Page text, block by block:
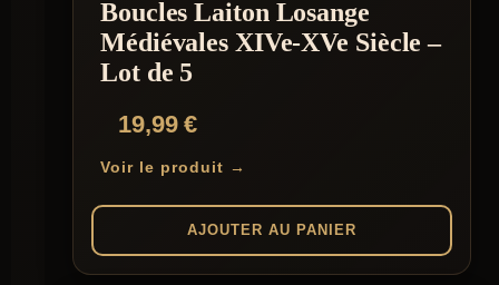
Boucles Laiton Losange
Médiévales XIVe-XVe Siècle –
Lot de 5
19,99€
Voir le produit →
AJOUTER AU PANIER